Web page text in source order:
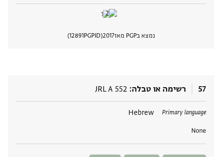
נמצא בPGP מאז 2017
PGPID
12891
57 רשימה או טבלה JRL A 552
Primary language
Hebrew
None
תגים